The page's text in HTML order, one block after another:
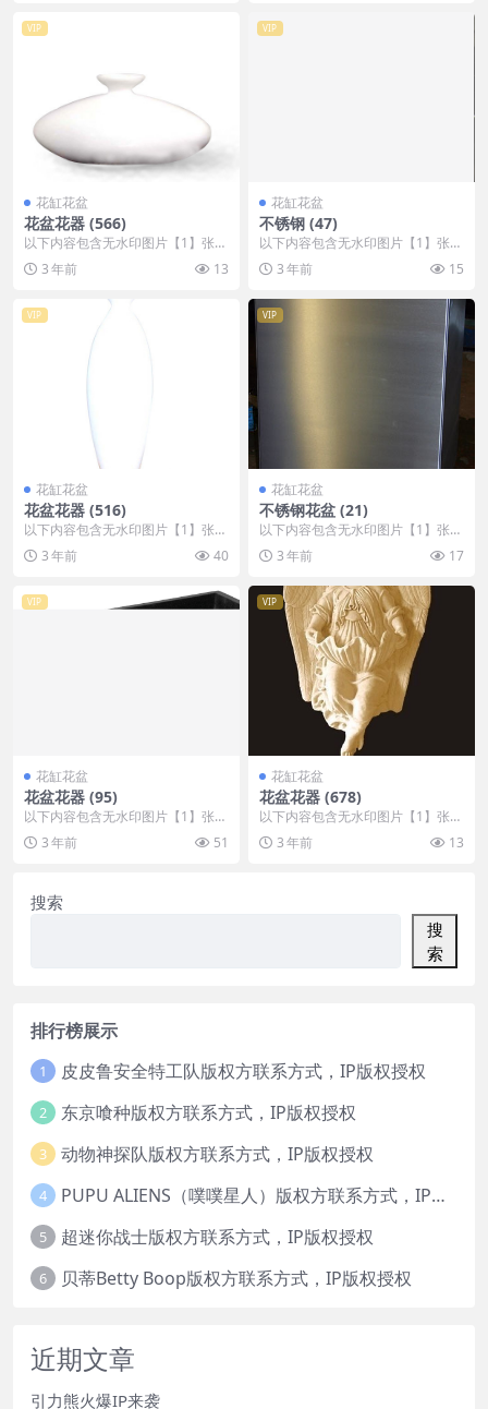
VIP
花缸花盆
花盆花器 (566)
以下内容包含无水印图片【1】张
，开通会员无障碍浏览 开通VIP会
员 3 年前 13
VIP
花缸花盆
不锈钢 (47)
以下内容包含无水印图片【1】张
，开通会员无障碍浏览 开通VIP会
员 3 年前 15
VIP
花缸花盆
花盆花器 (516)
以下内容包含无水印图片【1】张
，开通会员无障碍浏览 开通VIP会
员 3 年前 40
VIP
花缸花盆
不锈钢花盆 (21)
以下内容包含无水印图片【1】张
，开通会员无障碍浏览 开通VIP会
员 3 年前 17
VIP
花缸花盆
花盆花器 (95)
以下内容包含无水印图片【1】张
，开通会员无障碍浏览 开通VIP会
员 3 年前 51
VIP
花缸花盆
花盆花器 (678)
以下内容包含无水印图片【1】张
，开通会员无障碍浏览 开通VIP会
员 3 年前 13
搜索
搜
索
排行榜展示
1 皮皮鲁安全特工队版权方联系方式，IP版权授权
2 东京喰种版权方联系方式，IP版权授权
3 动物神探队版权方联系方式，IP版权授权
4 PUPU ALIENS（噗噗星人）版权方联系方式，IP版权授权
5 超迷你战士版权方联系方式，IP版权授权
6 贝蒂Betty Boop版权方联系方式，IP版权授权
近期文章
引力熊火爆IP来袭